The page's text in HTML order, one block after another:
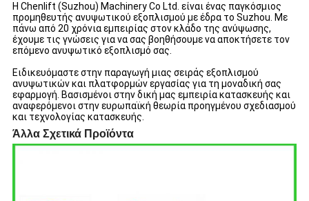
Η Chenlift (Suzhou) Machinery Co Ltd. είναι ένας παγκόσμιος
προμηθευτής ανυψωτικού εξοπλισμού με έδρα το Suzhou. Με
πάνω από 20 χρόνια εμπειρίας στον κλάδο της ανύψωσης,
έχουμε τις γνώσεις για να σας βοηθήσουμε να αποκτήσετε τον
επόμενο ανυψωτικό εξοπλισμό σας.
Ειδικευόμαστε στην παραγωγή μιας σειράς εξοπλισμού
ανυψωτικών και πλατφορμών εργασίας για τη μοναδική σας
εφαρμογή. Βασισμένοι στην δική μας εμπειρία κατασκευής και
αναφερόμενοι στην ευρωπαϊκή θεωρία προηγμένου σχεδιασμού
και τεχνολογίας κατασκευής.
Άλλα Σχετικά Προϊόντα